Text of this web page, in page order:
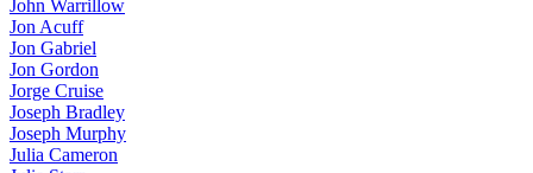
John Warrillow
Jon Acuff
Jon Gabriel
Jon Gordon
Jorge Cruise
Joseph Bradley
Joseph Murphy
Julia Cameron